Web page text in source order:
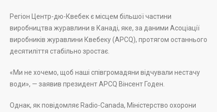
Регіон Центр-дю-Квебек є місцем більшої частини
виробництва журавлини в Канаді, яке, за даними Асоціації
виробників журавлини Квебеку (APCQ), протягом останнього
десятиліття стабільно зростає.
«Ми не хочемо, щоб наші співгромадяни відчували нестачу
води», — заявив президент APCQ Вінсент Годен.
Однак, як повідомляє Radio-Canada, Міністерство охорони